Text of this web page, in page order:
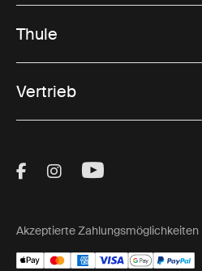
Thule
Vertrieb
Visit Thule on
Visit Thule on
Visit Thule
Akzeptierte Zahlungsmöglichkeiten